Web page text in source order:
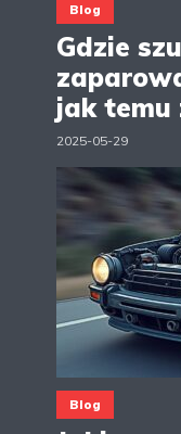
Blog
Gdzie
jak temu
2025-05-29
Blog